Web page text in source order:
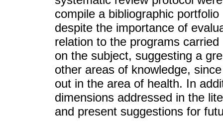
compile a bibliographic
despite the importance of
relation to the programs
on the subject, suggesting a
other areas of knowledge,
out in the area of health. In
dimensions addressed in the
and present suggestions for